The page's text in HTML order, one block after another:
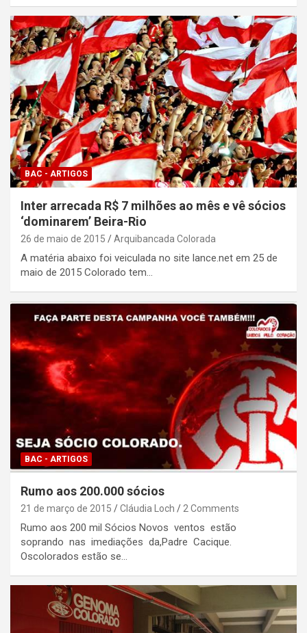
BAC - ARTIGOS
Inter arrecada R$ 7 milhões ao mês e vê sócios
‘dominarem’ Beira-Rio
26 de maio de 2015 Arquibancada Colorada
A matéria abaixo foi veiculada no site lance.net em 25 de
maio de 2015 Colorado tem…
BAC - ARTIGOS
Rumo aos 200.000 sócios
21 de março de 2015 Cláudia Loch 2 Comments
Rumo aos 200 mil Sócios Novos ventos estão
soprando nas imediações da,Padre Cacique.
Oscolorados estão se…